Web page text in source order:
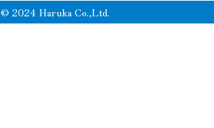
© 2024 Haruka Co.,Ltd.